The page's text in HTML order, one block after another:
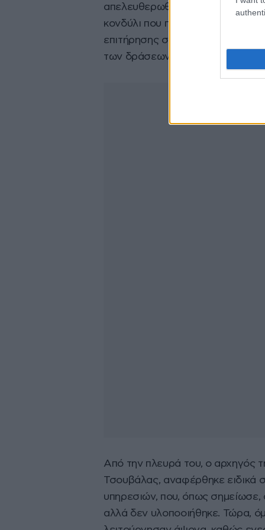
απελευθερωθούν αστυνομικοί
κονδύλι που πήραμε, 600.000
επιτήρησης συνόρων «ΑΣΠΙΔΑ»
των δράσεων της Ελληνικής
Από την πλευρά του, ο αρχηγός
Τσουβάλας, αναφέρθηκε ειδικά
υπηρεσιών, που, όπως
αλλά δεν υλοποοιήθηκε. Τώρα,